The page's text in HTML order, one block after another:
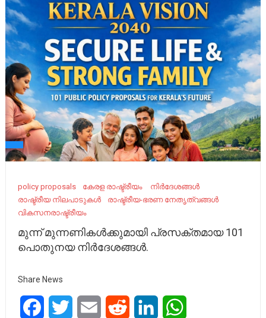
policy proposals കേ​രള രാഷ്ട്രീയം ​
നിർദേശങ്ങൾ
രാഷ്ട്രീയ നിലപാടുകൾ
രാഷ്ട്രീയ-ഭരണ നേതൃത്വങ്ങൾ
വികസനരാഷ്ട്രീയം
മുന്ന് മുന്നണികൾക്കുമായി പ്രസക്തമായ 101
പൊതുനയ നിർദേശങ്ങൾ.
Share News
FacebookTwitter Email Reddit LinkedIn